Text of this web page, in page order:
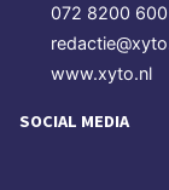
072 8200 600
www.xyto.nl
SOCIAL MEDIA